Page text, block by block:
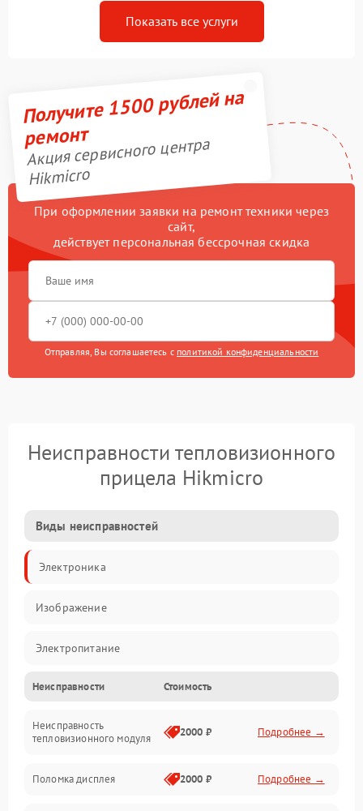
Показать все услуги
Получите 1500 рублей на
ремонт
Акция сервисного центра
Hikmicro
При оформлении заявки на ремонт техники через
сайт,
действует персональная бессрочная скидка
Отправляя, Вы соглашаетесь с политикой конфиденциальности
Неисправности тепловизионного
прицела Hikmicro
Виды неисправностей
Электроника
Изображение
Электропитание
Измерения
Матрица
Неисправности Стоимость
Неисправность
тепловизионного модуля
2000 ₽ Подробнее →
Поломка дисплея 2000 ₽ Подробнее →